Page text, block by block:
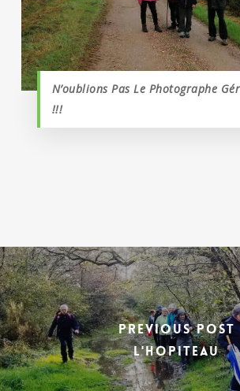
N’oublions Pas Le Photographe
!!!
Previous Post
L'HOPITEAU